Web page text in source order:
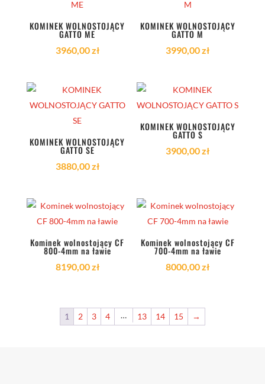
KOMINEK WOLNOSTOJĄCY
GATTO ME
3960,00zł
KOMINEK WOLNOSTOJĄCY
GATTO M
3990,00zł
KOMINEK WOLNOSTOJĄCY
GATTO SE
3880,00zł
KOMINEK WOLNOSTOJĄCY
GATTO S
3900,00zł
Kominek wolnostojący CF
800-4mm na ławie
8190,00zł
Kominek wolnostojący CF
700-4mm na ławie
8000,00zł
1 2 3 4 … 13 14 15 →